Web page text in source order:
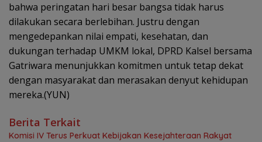
bahwa peringatan hari besar bangsa tidak harus
dilakukan secara berlebihan. Justru dengan
mengedepankan nilai empati, kesehatan, dan
dukungan terhadap UMKM lokal, DPRD Kalsel bersama
Gatriwara menunjukkan komitmen untuk tetap dekat
dengan masyarakat dan merasakan denyut kehidupan
mereka.(YUN)
Berita Terkait
Komisi IV Terus Perkuat Kebijakan Kesejahteraan Rakyat